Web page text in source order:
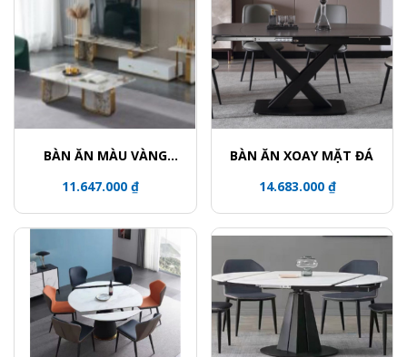
BÀN ĂN MÀU VÀNG
11.647.000 ₫
BÀN ĂN XOAY MẶT ĐÁ
14.683.000 ₫